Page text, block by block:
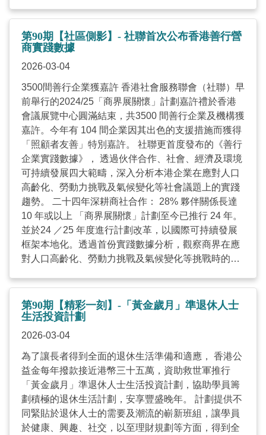
性，為未來生活做好準備。 為期三年的計劃，連同各
驗，如工作坊、真人圖書館、價值觀之旅、實習計
劃、企業家計劃和理財大使小組等活動，創造一個具
支持性的教育環境，使青年成為負責任的財務管理
程的一部分。」他指出，「因為家庭財務狀況，往往
牽動著整個家庭的情緒與未來規劃。」 他進一步說
明，當一家人能夠坐下來，就金錢的分配、支出與儲
蓄進行坦誠、具同理心的交流，並輔以實用的工具和
是對數字的掌控， 更是一場跨世代的溝通與信任建
立。 「真正有價值的理財教育，能為家庭的未來打好
根基，也帶來更深層次的安全感與希望。」Warren
說。 計劃於2024 年11 月正式啟動，為期三年。星展
義工隊聯同社聯及多間社福機構，重點服務九龍城、
葵青、觀塘、沙田、黃大仙、屯門、元朗及深水埗等
社區。涵蓋範圍除了包括家庭財務管理與策劃、正確
的理財態度、家庭成員之間的理財溝通技巧外，亦包
括如何防範財務騙案、明智使用信用卡及妥善管理強
積金等實務知識。截至今年一月，已惠及近二萬人。
內容涵蓋家庭理財入門工作坊、家庭導向理財小組、
個別家庭理財諮詢服務等。 結語 理財是維繫家庭運作
不可或缺的一環。然而，社會談論理財往往聚焦於
「財富增值」，忽略了家人如何賺錢、如何儲錢、如
我們固然需要增加市民（特別是長者）的防騙知識，
以及對騙徒的警覺性。但若家人能夠互相了解財務狀
況，或是在調動大額資金時先與家人商量，騙徒難以
乘虛而入。因此，社聯期望透過凝聚社會服務界、銀
行金融界，以及政府的力量，推動家庭為本的理財教
育，提升市民共同管理家庭財務的能力，從而建立更
強的財務韌性 。 ...
如長者家居安全、輪椅使用者出行需要、長者和復康
照護、遙距醫療應用等，讓「以科技改善生活」的理
念得以實踐。 除了社福機構的參賽作品外，今年亦收
到更多來自本地資訊及通訊科技公司、政府部門、公
社群及社福機構數碼轉型的方案出現，以回應社會需
求，開拓新的服務領域。 關於獎項 香港資訊及通訊科
技獎於二零零六年成立，由中華人民共和國香港特別
行政區政府數字政策辦公室舉辦，並由香港業界組織
及專業團體籌辦，旨在表揚及推廣優秀的資訊及通訊
科技發明和應用，以鼓勵香港業界精英和企業不斷追
求創新和卓越， 謀求更佳和更具創意的方案，滿足企
業的營運需要，造福社會。 2025 香港資訊及通訊科
技獎設有八個獎項類別。每個類別均設有一個大獎，
而最終評審委員會再從八個大獎中甄選出「全年大
獎」。此外，為了激發更多人工智能的創新應用，每
個獎項類別都會選出一個「最佳人工智能應用」獎，
以彰顯並表揚那些在相關範疇應用人工智能方面取得
第90期【社區側影】- 社聯首次公布香港善行營
商實踐數據
2026-03-04
3500間善行企業獲嘉許 香港社會服務聯會（社聯）早
前舉行的2024/25「商界展關懷」計劃嘉許禮於香港
會議展覽中心圓滿結束，共3500 間善行企業及機構獲
嘉許。今年有 104 間企業因其出色的支援措施而獲得
「照顧者友善」特別嘉許。 社聯更首度發布的《善行
企業實踐數據》， 透過伙伴合作、社會、經濟及環境
可持續發展四大範疇，深入分析本港企業在應對人口
高齡化、勞動力挑戰及氣候變化等社會議題上的實踐
趨勢。 二十四年深耕商社合作： 28% 夥伴關係長達
10 年或以上 「商界展關懷」計劃至今已推行 24 年。
並於24 ／25 年度進行計劃改革，以國際可持續發展
框架本地化。透過首份實踐數據分析，觀察商界在應
對人口高齡化、勞動力挑戰及氣候變化等挑戰時的整
關懷文化轉化為具體的商業決策。 綜觀數據，商社合
作已建立深厚根基，超過七成企業與社區伙伴的合作
關係達 3 年或以上，更有 28% 合作長達 10 年或以
上，反映出跨界別協作追求長遠穩定的夥伴關係。 社
企業在慈善捐贈與行動力上表現出色，但在環境數據
追蹤（僅約30%）及職場多元化方面仍有進步空間。
為此，社聯提出五大重點建議： 深化善行標準 推動專
業共享與責任採購 構建多元共融職場 持續投入人才培
育 啟動數據化管理 社聯鼓勵企業參考「商界展關懷」
的評審標準，將其核心價值融入日常營運，建立系統
第90期【精彩一刻】-「黃金歲月」準退休人士
生活投資計劃
2026-03-04
為了讓長者得到全面的退休生活準備和適應， 香港公
益金每年撥款接近港幣三十五萬，資助救世軍推行
「黃金歲月」準退休人士生活投資計劃，協助學員籌
劃積極的退休生活計劃，安享豐盛晚年。 計劃提供不
同緊貼於退休人士的需要及潮流的嶄新班組，讓學員
於健康、興趣、社交，以至理財規劃等方面，得到全